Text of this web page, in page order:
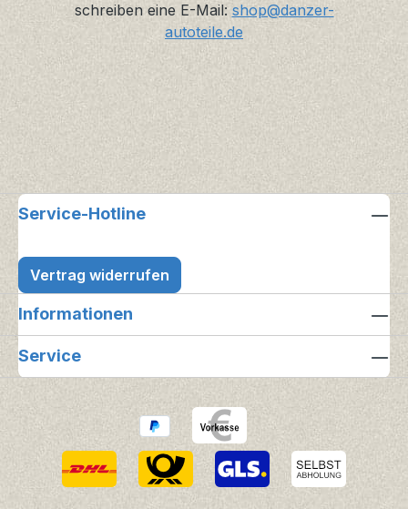
schreiben eine E-Mail: shop@danzer-
autoteile.de
Service-Hotline
Vertrag widerrufen
Informationen
Service